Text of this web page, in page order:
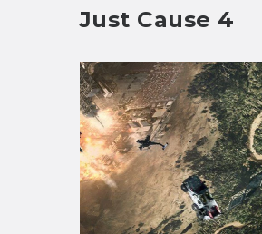
Just Cause 4